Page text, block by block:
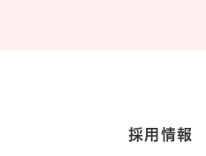
採用情報